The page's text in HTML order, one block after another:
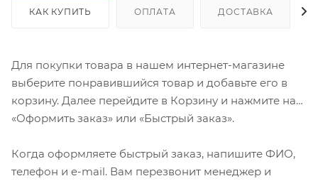
КАК КУПИТЬ ОПЛАТА ДОСТАВКА
Для покупки товара в нашем интернет-магазине
выберите понравившийся товар и добавьте его в
корзину. Далее перейдите в Корзину и нажмите на
«Оформить заказ» или «Быстрый заказ».
Когда оформляете быстрый заказ, напишите ФИО,
телефон и e-mail. Вам перезвонит менеджер и